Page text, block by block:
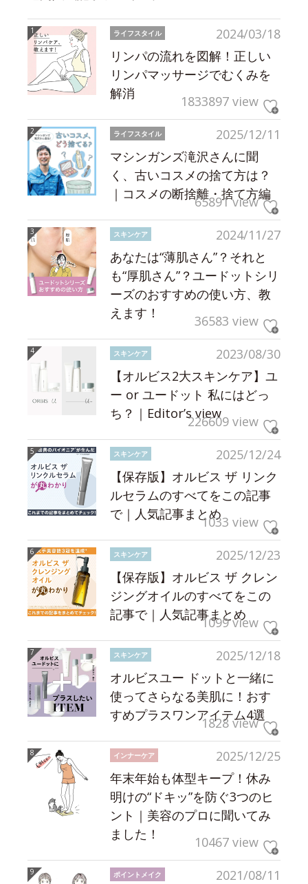
2024/03/18
ライフスタイル
リンパの流れを図解！正しい
リンパマッサージでむくみを
解消
1833897 view
2025/12/11
ライフスタイル
マシンガンズ滝沢さんに聞
く、古いコスメの捨て方は？
｜コスメの断捨離・捨て方編
65891 view
2024/11/27
スキンケア
あなたは“薄肌さん”？それと
も“厚肌さん”？ユードットシリ
ーズのおすすめの使い方、教
えます！
36583 view
2023/08/30
スキンケア
【オルビス2大スキンケア】ユ
ー or ユードット 私にはどっ
ち？｜Editor’s view226609 view
2025/12/24
スキンケア
【保存版】オルビス ザ リンク
ルセラムのすべてをこの記事
で｜人気記事まとめ1033 view
2025/12/23
スキンケア
【保存版】オルビス ザ クレン
ジングオイルのすべてをこの
記事で｜人気記事まとめ
1099 view
2025/12/18
スキンケア
オルビスユー ドットと一緒に
使ってさらなる美肌に！おす
すめプラスワンアイテム4選
1828 view
2025/12/25
インナーケア
年末年始も体型キープ！休み
明けの“ドキッ”を防ぐ3つのヒ
ント｜美容のプロに聞いてみ
ました！
10467 view
2021/08/11
ポイントメイク